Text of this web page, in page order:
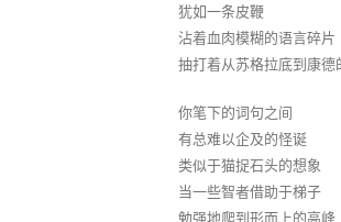
犹如一条皮鞭
沾着血肉模糊的语言碎片
抽打着从苏格拉底到康德
你笔下的词句之间
有总难以企及的怪诞
类似于猫捉石头的想象
当一些智者借助于梯子
勉强地爬到形而上的高峰